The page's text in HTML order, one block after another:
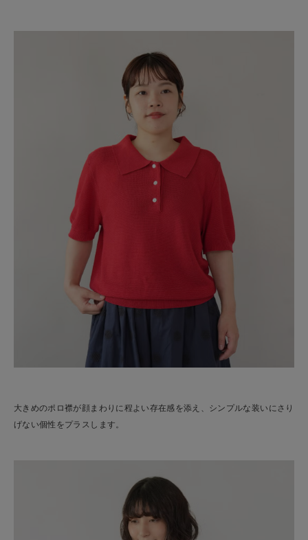
大きめのポロ襟が顔まわりに程よい存在感を添え、シンプルな装いにさり
げない個性をプラスします。